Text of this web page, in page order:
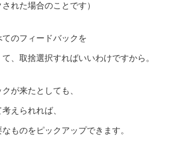
れた場合のことです）
のフィードバックを
、取捨選択すればいいわけですから。
が来たとしても、
えられれば、
ものをピックアップできます。